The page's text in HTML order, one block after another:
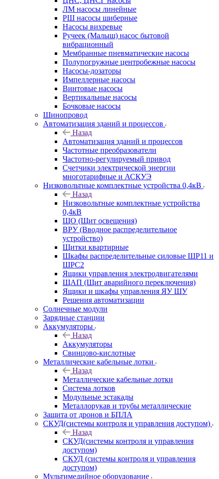
ЛМ насосы линейные
РШ насосы шиберные
Насосы вихревые
Ручеек (Малыш) насос бытовой
вибрационный
Мембранные пневматические насосы
Полупогружные центробежные насосы
Насосы-дозаторы
Импеллерные насосы
Винтовые насосы
Вертикальные насосы
Бочковые насосы
Шинопровод
Автоматизация зданий и процессов
Назад
Автоматизация зданий и процессов
Частотные преобразователи
Частотно-регулируемый привод
Счетчики электрической энергии
многотарифные и АСКУЭ
Низковольтные комплектные устройства 0,4кВ
Назад
Низковольтные комплектные устройства
0,4кВ
ЩО (Щит освещения)
ВРУ (Вводное распределительное
устройство)
Щитки квартирные
Шкафы распределительные силовые ШР11 и
ШРС2
Ящики управления электродвигателями
ЩАП (Щит аварийного переключения)
Ящики и шкафы управления ЯУ ШУ
Решения автоматизации
Солнечные модули
Зарядные станции
Аккумуляторы
Назад
Аккумуляторы
Свинцово-кислотные
Металлические кабельные лотки
Назад
Металлические кабельные лотки
Система лотков
Модульные эстакады
Металлорукав и трубы металлические
Защита от дронов и БПЛА
СКУД(системы контроля и управления доступом)
Назад
СКУД(системы контроля и управления
доступом)
СКУД (системы контроля и управления
доступом)
Мультимедийное оборудование